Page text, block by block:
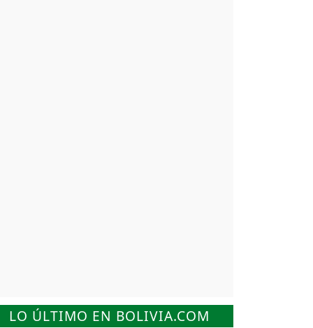
LO ÚLTIMO EN BOLIVIA.COM